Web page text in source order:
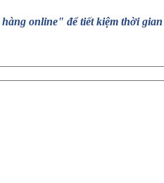
online" để tiết kiệm thời